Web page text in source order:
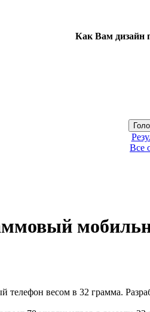
Как Вам дизайн
Все
телефон весом в 32 грамма.